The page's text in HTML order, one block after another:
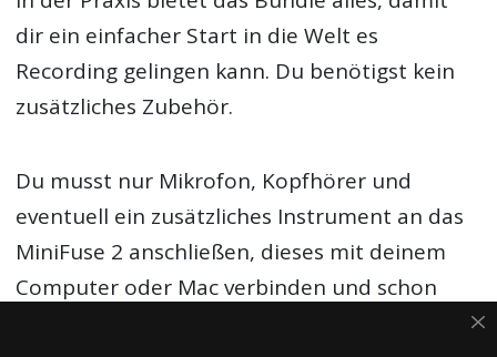
dir ein einfacher Start in die Welt es
Recording gelingen kann. Du benötigst kein
zusätzliches Zubehör.
Du musst nur Mikrofon, Kopfhörer und
eventuell ein zusätzliches Instrument an das
MiniFuse 2 anschließen, dieses mit deinem
Computer oder Mac verbinden und schon